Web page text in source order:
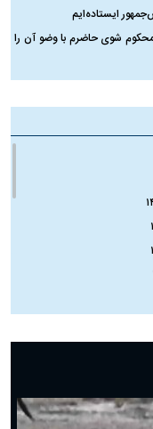
ایستاده‌ایم
شوی حاضرم با وضو آن را